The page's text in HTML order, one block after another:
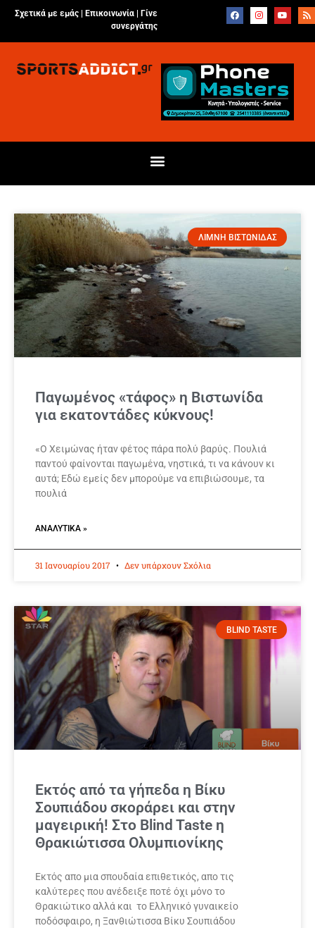
Σχετικά με εμάς | Επικοινωνία
Γίνε
συνεργάτης
ΛΙΜΝΗ ΒΙΣΤΩΝΙΔΑΣ
Παγωμένος «τάφος» η Βιστωνίδα
για εκατοντάδες κύκνους!
«Ο Χειμώνας ήταν φέτος πάρα πολύ βαρύς. Πουλιά
παντού φαίνονται παγωμένα, νηστικά, τι να κάνουν κι
αυτά; Εδώ εμείς δεν μπορούμε να επιβιώσουμε, τα
πουλιά
ΑΝΑΛΥΤΙΚΆ »
31 Ιανουαρίου 2017 Δεν υπάρχουν Σχόλια
BLIND TASTE
Εκτός από τα γήπεδα η Βίκυ
Σουπιάδου σκοράρει και στην
μαγειρική! Στο Blind Taste η
Θρακιώτισσα Ολυμπιονίκης
Εκτός απο μια σπουδαία επιθετικός, απο τις
καλύτερες που ανέδειξε ποτέ όχι μόνο το
Θρακιώτικο αλλά και το Ελληνικό γυναικείο
ποδόσφαιρο, η Ξανθιώτισσα Βίκυ Σουπιάδου